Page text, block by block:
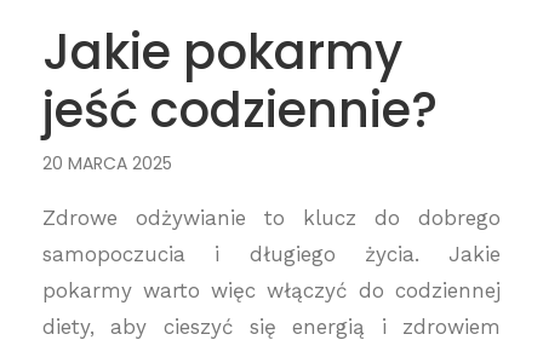
Jakie pokarmy
jeść codziennie?
20 MARCA 2025
Zdrowe odżywianie to klucz do dobrego
samopoczucia i długiego życia. Jakie
pokarmy warto więc włączyć do codziennej
diety, aby cieszyć się energią i zdrowiem